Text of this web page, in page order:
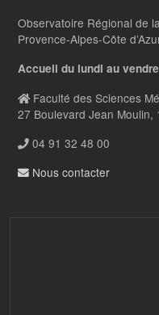
Observatoire Régional de
Provence-Alpes-Côte
Accueil du lundi au
Faculté des Sciences
27 Boulevard Jean Moulin,
04 91 32 48 00
Nous contacter